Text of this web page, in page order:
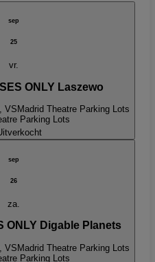
sep
25
vr.
ONLY Laszewo
VSMadrid Theatre Parking Lots
Parking Lots
sep
26
za.
ONLY Digable Planets
VSMadrid Theatre Parking Lots
Parking Lots